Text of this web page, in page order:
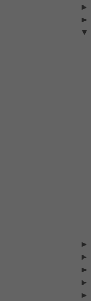
►
►
▼
►
►
►
►
►